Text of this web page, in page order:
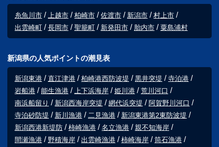
糸魚川市 上越市 柏崎市 佐渡市 新潟市
村上市
出雲崎町
長岡市 聖籠町 新発田市 胎内市 粟島浦村
新潟県の人気ポイントの潮見表
新潟東港 直江津港 柏崎港西防波堤 黒井突堤
寺泊港
岩船港
能生漁港 上下浜海岸 姫川港
荒川河口
南浜船留り
新潟西海岸突堤 網代浜突堤
阿賀野川河口
寺泊砂防堤
新川漁港 二見漁港
新潟東港第2東防波堤
新潟西港新堤防
柿崎漁港 名立漁港
親不知海岸
間瀬漁港
野積海岸 出雲崎漁港 柿崎海岸
筒石漁港